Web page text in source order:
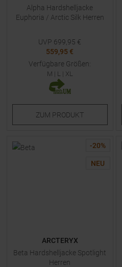
Alpha Hardshelljacke
Euphoria / Arctic Silk Herren
UVP 699,95 €
559,95 €
Verfügbare Größen:
M | L | XL
ZUM PRODUKT
-20%
NEU
ARCTERYX
Beta Hardshelljacke Spotlight
Herren